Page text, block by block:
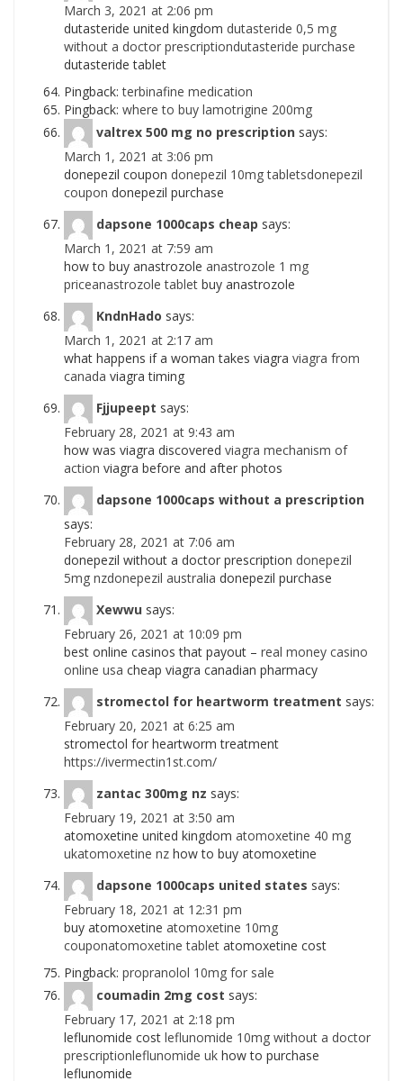
March 3, 2021 at 2:06 pm
dutasteride united kingdom dutasteride 0,5 mg
without a doctor prescriptiondutasteride purchase
dutasteride tablet
Pingback:terbinafine medication
Pingback: where to buy lamotrigine 200mg
valtrex 500 mg no prescription says:
March 1, 2021 at 3:06 pm
donepezil coupon donepezil 10mg tabletsdonepezil
coupon donepezil purchase
dapsone 1000caps cheap says:
March 1, 2021 at 7:59 am
how to buy anastrozole anastrozole 1 mg
priceanastrozole tablet buy anastrozole
KndnHado says:
March 1, 2021 at 2:17 am
what happens if a woman takes viagra viagra from
canada viagra timing
Fjjupeept says:
February 28, 2021 at 9:43 am
how was viagra discovered viagra mechanism of
action viagra before and after photos
dapsone 1000caps without a prescription
says:
February 28, 2021 at 7:06 am
donepezil without a doctor prescription donepezil
5mg nzdonepezil australia donepezil purchase
Xewwu says:
February 26, 2021 at 10:09 pm
best online casinos that payout – real money casino
online usa cheap viagra canadian pharmacy
stromectol for heartworm treatment says:
February 20, 2021 at 6:25 am
stromectol for heartworm treatment
https://ivermectin1st.com/
zantac 300mg nz says:
February 19, 2021 at 3:50 am
atomoxetine united kingdom atomoxetine 40 mg
ukatomoxetine nz how to buy atomoxetine
dapsone 1000caps united states says:
February 18, 2021 at 12:31 pm
buy atomoxetine atomoxetine 10mg
couponatomoxetine tablet atomoxetine cost
Pingback: propranolol 10mg for sale
coumadin 2mg cost says:
February 17, 2021 at 2:18 pm
leflunomide cost leflunomide 10mg without a doctor
prescriptionleflunomide uk how to purchase
leflunomide